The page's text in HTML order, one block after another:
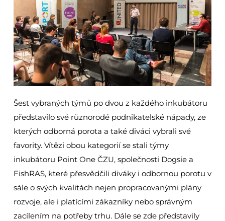
Šest vybraných týmů po dvou z každého inkubátoru
představilo své různorodé podnikatelské nápady, ze
kterých odborná porota a také diváci vybrali své
favority. Vítězi obou kategorií se stali týmy
inkubátoru Point One ČZU, společnosti Dogsie a
FishRAS, které přesvědčili diváky i odbornou porotu v
sále o svých kvalitách nejen propracovanými plány
rozvoje, ale i platícími zákazníky nebo správným
zacílením na potřeby trhu. Dále se zde představily